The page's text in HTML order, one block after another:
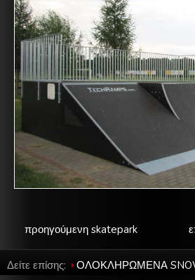
προηγούμενη skatepark
Δείτε επίσης: ΟΛΟΚΛΗΡΩΜΕΝΑ